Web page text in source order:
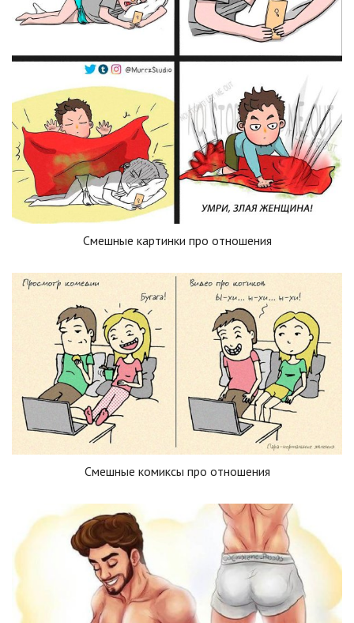
Смешные картинки про отношения
Смешные комиксы про отношения